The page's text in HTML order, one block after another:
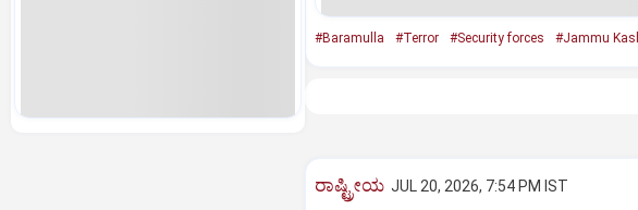
#Baramulla #Terror #Security forces #Jammu
ರಾಷ್ಟ್ರೀಯ JUL 20, 2026, 7:54 PM IST